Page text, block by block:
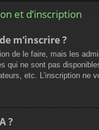
et d’inscription
m’inscrire ?
de le faire, mais les
qui ne sont pas
etc. L’inscription
?